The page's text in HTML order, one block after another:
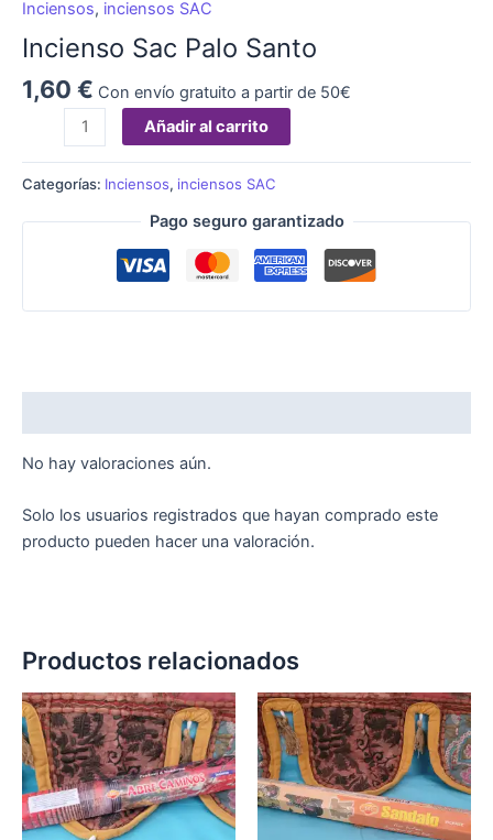
Inciensos, inciensos SAC
Incienso Sac Palo Santo
1,60 € Con envío gratuito a partir de 50€
Añadir al carrito
Categorías: Inciensos, inciensos SAC
Pago seguro garantizado
No hay valoraciones aún.
Solo los usuarios registrados que hayan comprado este
producto pueden hacer una valoración.
Productos relacionados